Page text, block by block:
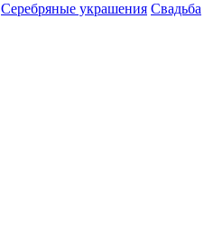
Серебряные украшения Свадьба